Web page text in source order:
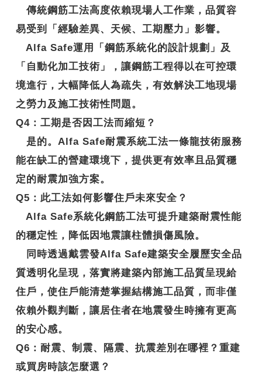
傳統鋼筋工法高度依賴現場人工作業，品質容
易受到「經驗差異、天候、工期壓力」影響。
Alfa Safe運用「鋼筋系統化的設計規劃」及
「自動化加工技術」，讓鋼筋工程得以在可控環
境進行，大幅降低人為疏失，有效解決工地現場
之勞力及施工技術性問題。
Q4：工期是否因工法而縮短？
是的。Alfa Safe耐震系統工法一條龍技術服務
能在缺工的營建環境下，提供更有效率且品質穩
定的耐震加強方案。
Q5 ：此工法如何影響住戶未來安全？
Alfa Safe系統化鋼筋工法可提升建築耐震性能
的穩定性，降低因地震讓柱體損傷風險。
同時透過戴雲發Alfa Safe建築安全履歷安全品
質透明化呈現，落實將建築內部施工品質呈現給
住戶，使住戶能清楚掌握結構施工品質，而非僅
依賴外觀判斷，讓居住者在地震發生時擁有更高
的安心感。
Q6 ：耐震、制震、隔震、抗震差別在哪裡？重建
或買房時該怎麼選？